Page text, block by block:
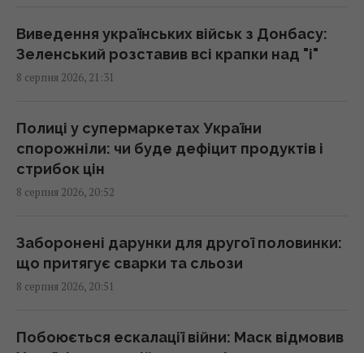
Прихована мобілізація й маніпуляції:
Зеленський розкрив подальші плани Путіна
20:50 субота, 08 серпня 2026
Астролог Влад Росс здивував новим
прогнозом щодо завершення війни в
Україні
20:33 субота, 08 серпня 2026
Україна купила у Туреччини партію ракет
ATACMS і гусеничні версії "Хаймарсів"
20:30 субота, 08 серпня 2026
Лев Тарас, якого врятували від війни в
Виведення українських військ з Донбасу:
Зеленський розставив всі крапки над "і"
8 серпня 2026, 21:31
Полиці у супермаркетах України
спорожніли: чи буде дефіцит продуктів і
стрибок цін
8 серпня 2026, 20:52
Заборонені дарунки для другої половинки:
що притягує сварки та сльози
8 серпня 2026, 20:51
Побоюється ескалації війни: Маск відмовив